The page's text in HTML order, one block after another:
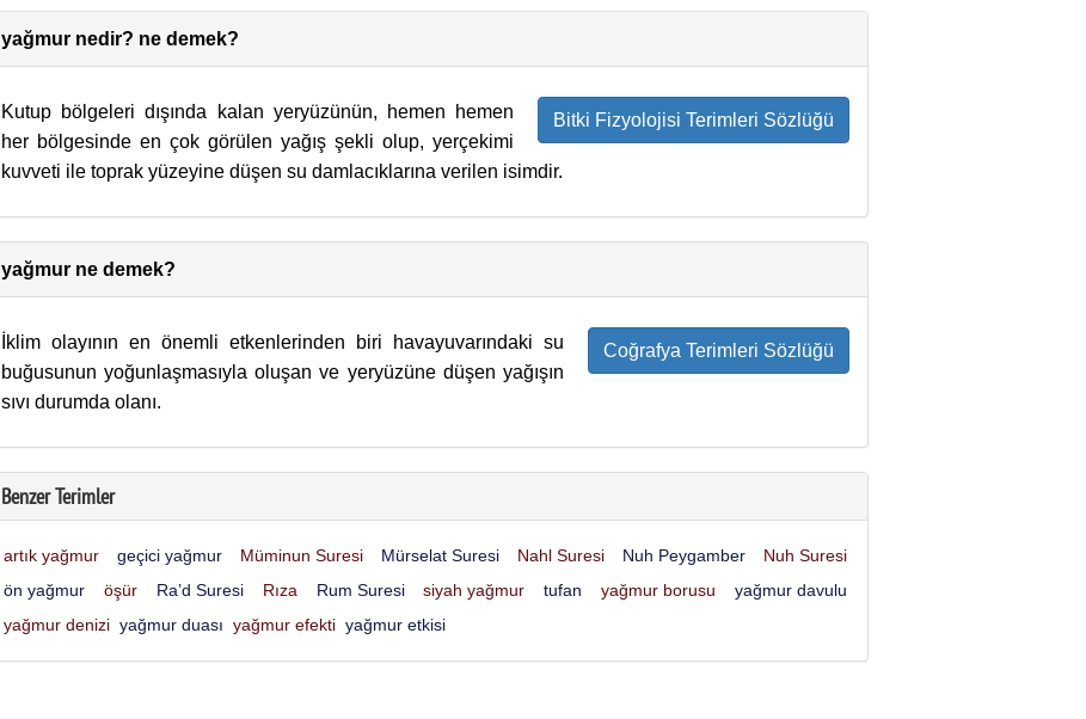
yağmur nedir? ne demek?
Bitki Fizyolojisi Terimleri Sözlüğü
Kutup bölgeleri dışında kalan yeryüzünün, hemen hemen
her bölgesinde en çok görülen yağış şekli olup, yerçekimi
kuvveti ile toprak yüzeyine düşen su damlacıklarına verilen isimdir.
yağmur ne demek?
Coğrafya Terimleri Sözlüğü
İklim olayının en önemli etkenlerinden biri havayuvarındaki su
buğusunun yoğunlaşmasıyla oluşan ve yeryüzüne düşen yağışın
sıvı durumda olanı.
Benzer Terimler
artık yağmur geçici yağmur Müminun Suresi Mürselat Suresi Nahl Suresi Nuh Peygamber
Nuh Suresi
ön yağmur
öşür Ra’d Suresi Rıza Rum Suresi siyah yağmur tufan yağmur borusu
yağmur davulu
yağmur denizi yağmur duası yağmur efekti yağmur etkisi